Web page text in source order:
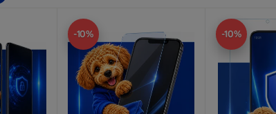
-10% -10%